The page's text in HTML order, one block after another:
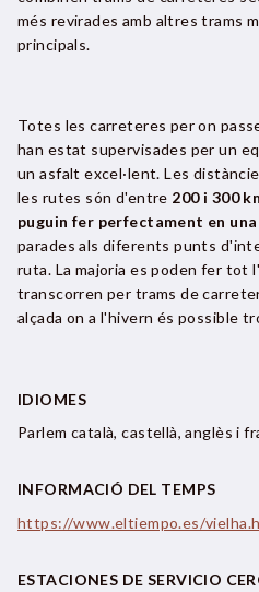
més revirades amb altres trams
principals.
Totes les carreteres per on
han estat supervisades per un
un asfalt excel·lent. Les
les rutes són d'entre 200 i 300
puguin fer perfectament en
parades als diferents punts
ruta. La majoria es poden fer tot
transcorren per trams de
alçada on a l'hivern és possible
IDIOMES
Parlem català, castellà, anglès i
INFORMACIÓ DEL TEMPS
https://www.eltiempo.es/
ESTACIONES DE SERVICIO